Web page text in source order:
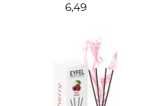
6,49